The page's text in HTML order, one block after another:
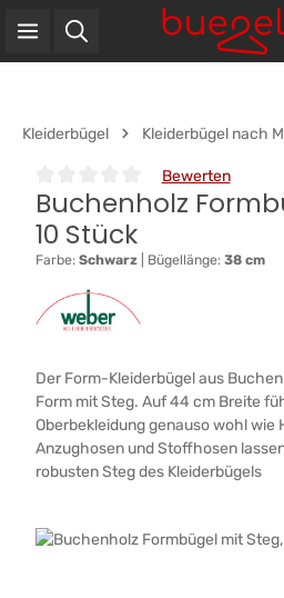
Zum Hauptinhalt springen
Kleiderbügel Kleiderbügel nach
Durchschnittliche Bewertung von
Bewerten
Buchenholz
10 Stück
Farbe: Schwarz Bügellänge: 38 cm
Der Form-Kleiderbügel aus
Form mit Steg. Auf 44 cm Breite
Oberbekleidung genauso wohl wie
Anzughosen und Stoffhosen
robusten Steg des Kleiderbügels
Bildergalerie überspringen